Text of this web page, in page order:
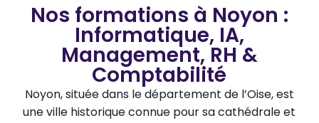
Nos formations à Noyon :
Informatique, IA,
Management, RH &
Comptabilité
Noyon, située dans le département de l’Oise, est
une ville historique connue pour sa cathédrale et